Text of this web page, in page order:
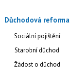
Důchodová reforma
Sociální pojištění
Starobní důchod
Žádost o důchod